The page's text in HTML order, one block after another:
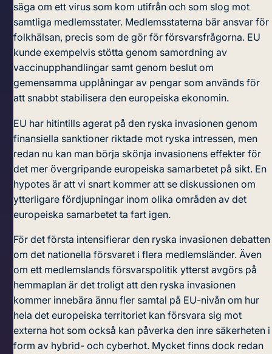
säga om ett virus som kom utifrån och som slog mot
samtliga medlemsstater. Medlemsstaterna bär ansvar för
folkhälsan, precis som de gör för försvarsfrågorna. EU
kunde exempelvis stötta genom samordning av
vaccinupphandlingar samt genom beslut om
gemensamma upplåningar av pengar som används för
att snabbt stabilisera den europeiska ekonomin.
EU har hitintills agerat på den ryska invasionen genom
finansiella sanktioner riktade mot ryska intressen, men
redan nu kan man börja skönja invasionens effekter för
det mer övergripande europeiska samarbetet på sikt. En
hypotes är att vi snart kommer att se diskussionen om
ytterligare fördjupningar inom olika områden av det
europeiska samarbetet ta fart igen.
För det första intensifierar den ryska invasionen debatten
om det nationella försvaret i flera medlemsländer. Även
om ett medlemslands försvarspolitik ytterst avgörs på
hemmaplan är det troligt att den ryska invasionen
kommer innebära ännu fler samtal på EU-nivån om hur
hela det europeiska territoriet kan försvara sig mot
externa hot som också kan påverka den inre säkerheten i
form av hybrid- och cyberhot. Mycket finns dock redan